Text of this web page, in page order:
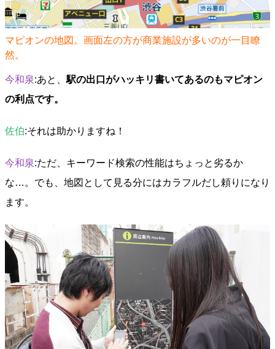
マピオンの地図。画面左の方が商業施設が多いのが一目瞭
然。
今和泉:あと、駅の出口がハッキリ書いてあるのもマピオン
の利点です。
佐伯:それは助かりますね！
今和泉:ただ、キーワード検索の性能はちょっと劣るか
な…。でも、地図として見る分にはカラフルだし頼りになり
ます。